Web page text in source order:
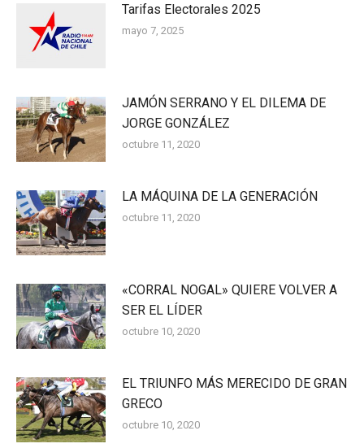
Tarifas Electorales 2025
mayo 7, 2025
JAMÓN SERRANO Y EL DILEMA DE
JORGE GONZÁLEZ
octubre 11, 2020
LA MÁQUINA DE LA GENERACIÓN
octubre 11, 2020
«CORRAL NOGAL» QUIERE VOLVER A
SER EL LÍDER
octubre 10, 2020
EL TRIUNFO MÁS MERECIDO DE GRAN
GRECO
octubre 10, 2020